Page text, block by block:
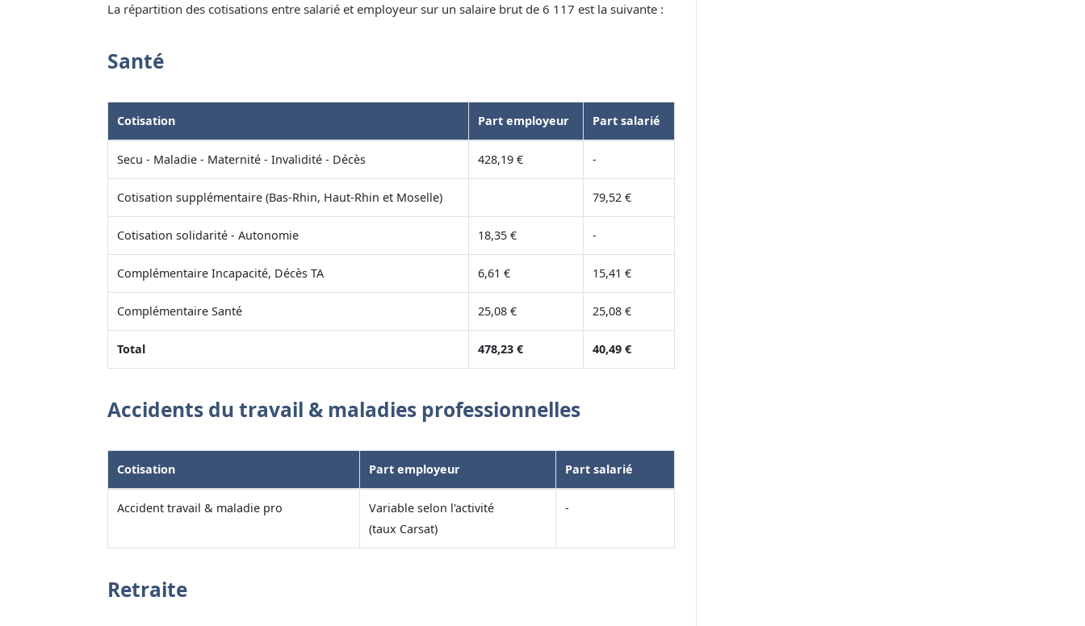
La répartition des cotisations entre salarié et employeur sur un salaire brut de 6 117 est la suivante :
Santé
Cotisation Part employeur Part salarié
Secu - Maladie - Maternité - Invalidité - Décès 428,19 € -
Cotisation supplémentaire (Bas-Rhin, Haut-Rhin et Moselle) 79,52 €
Cotisation solidarité - Autonomie 18,35 € -
Complémentaire Incapacité, Décès TA 6,61 € 15,41 €
Complémentaire Santé 25,08 € 25,08 €
Total 478,23 € 40,49 €
Accidents du travail & maladies professionnelles
Cotisation Part employeur Part salarié
Accident travail & maladie pro
Variable selon l'activité
(taux Carsat)
-
Retraite